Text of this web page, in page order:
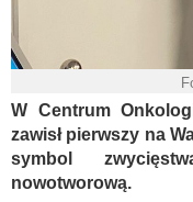
W Centrum
zawisł pierwszy na
symbol
nowotworową.